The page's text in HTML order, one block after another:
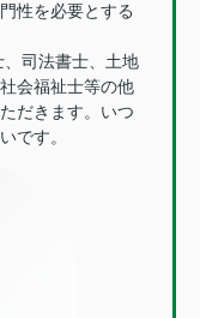
性を必要とする
司法書士、土地
会福祉士等の他
だきます。いつ
です。